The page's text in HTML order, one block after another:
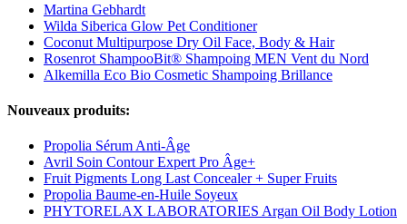
Martina Gebhardt
Wilda Siberica Glow Pet Conditioner
Coconut Multipurpose Dry Oil Face, Body & Hair
Rosenrot ShampooBit® Shampoing MEN Vent du Nord
Alkemilla Eco Bio Cosmetic Shampoing Brillance
Nouveaux produits:
Propolia Sérum Anti-Âge
Avril Soin Contour Expert Pro Âge+
Fruit Pigments Long Last Concealer + Super Fruits
Propolia Baume-en-Huile Soyeux
PHYTORELAX LABORATORIES Argan Oil Body Lotion